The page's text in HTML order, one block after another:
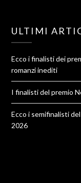
ULTIMI
Ecco i finalisti dei
romanzi inediti
I finalisti del premio
Ecco i semifinalisti
2026